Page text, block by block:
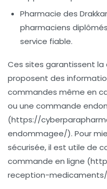
Pharmacie des
pharmaciens
service fiable.
Ces sites garantissent
proposent des
commandes même en
ou une commande
(https://
endommagee/). Pour
sécurisée, il est utile de
commande en ligne
reception-